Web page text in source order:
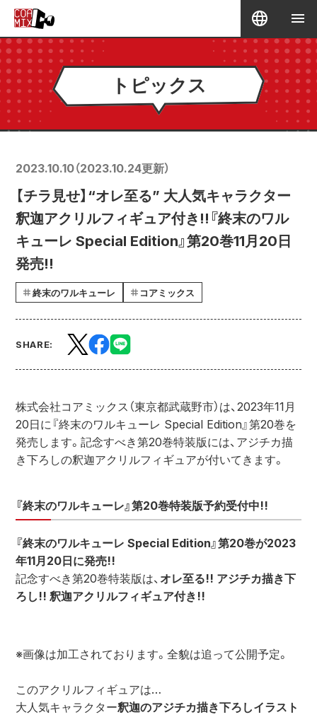
トピックス
2023.10.10（2023.10.24更新）
【チラ見せ】“オレ至る” 大人気キャラクター
釈迦アクリルフィギュア付き!!『終末のワル
キューレ Special Edition』第20巻11月20日
発売!!
終末のワルキューレ コアミックス
SHARE:
株式会社コアミックス（東京都武蔵野市）は、2023年11月
20日に『終末のワルキューレ Special Edition』第20巻を
発売します。記念すべき第20巻特装版には、アジチカ描
き下ろしの釈迦アクリルフィギュアが付いてきます。
『終末のワルキューレ』第20巻特装版予約受付中!!
『終末のワルキューレ Special Edition』第20巻が2023
年11月20日に発売!!
記念すべき第20巻特装版は、 オレ至る!! アジチカ描き下
ろし!! 釈迦アクリルフィギュア付き!!
※画像は加工されております。全貌は追って公開予定。
このアクリルフィギュアは…
大人気キャラクター釈迦のアジチカ描き下ろしイラスト